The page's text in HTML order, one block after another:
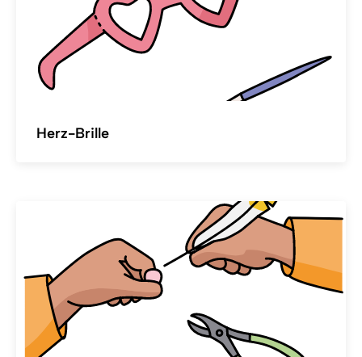
Herz-Brille